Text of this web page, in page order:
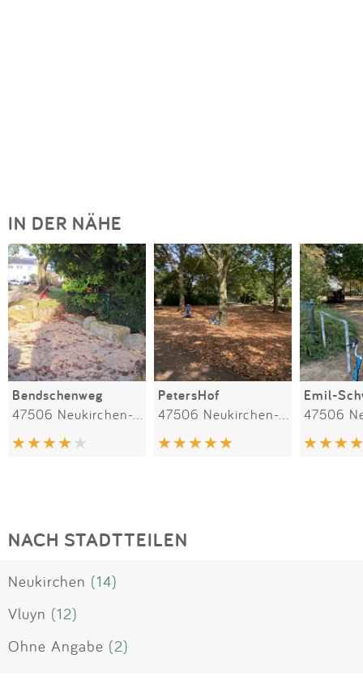
IN DER NÄHE
Bendschenweg PetersHof
NACH STADTTEILEN
Neukirchen (14)
Vluyn (12)
Ohne Angabe (2)